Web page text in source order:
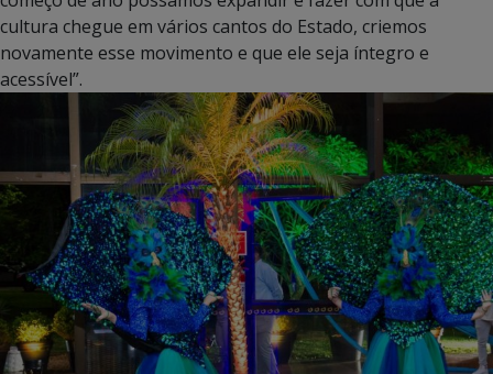
cultura chegue em vários cantos do Estado, criemos
novamente esse movimento e que ele seja íntegro e
acessível”.